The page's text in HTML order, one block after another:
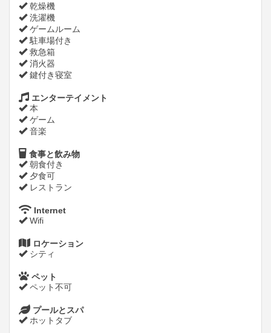
乾燥機
洗濯機
ゲームルーム
駐車場付き
救急箱
消火器
鍵付き寝室
エンターテイメント
本
ゲーム
音楽
食事と飲み物
朝食付き
夕食可
レストラン
Internet
Wifi
ロケーション
シティ
ペット
ペット不可
プールとスパ
ホットタブ